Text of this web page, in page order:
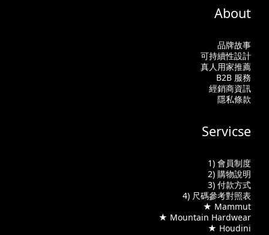
About
品牌故事
可持續性設計
真人用家推薦
B2B 服務
經銷商資訊
隱私條款
Servicse
1) 會員制度
2) 購物說明
3) 付款方式
4) 尺碼參考對照表
★ Mammut
★ Mountain Hardwear
★ Houdini